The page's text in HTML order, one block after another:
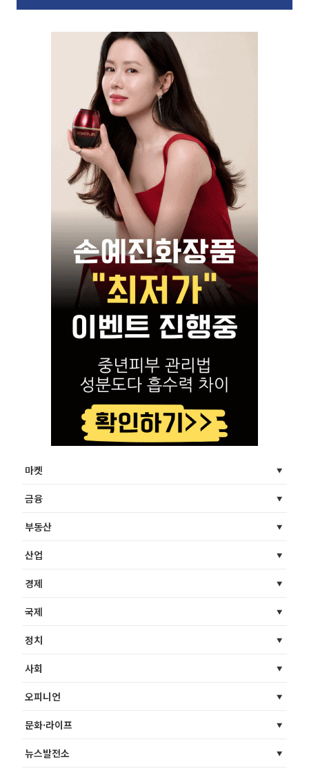
마켓
금융
부동산
산업
경제
국제
정치
사회
오피니언
문화·라이프
뉴스발전소